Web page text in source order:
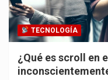
TECNOLOGÍA
¿Qué es scroll en